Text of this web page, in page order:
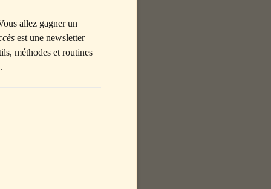
même la
allez gagner un
est une newsletter
méthodes et routines